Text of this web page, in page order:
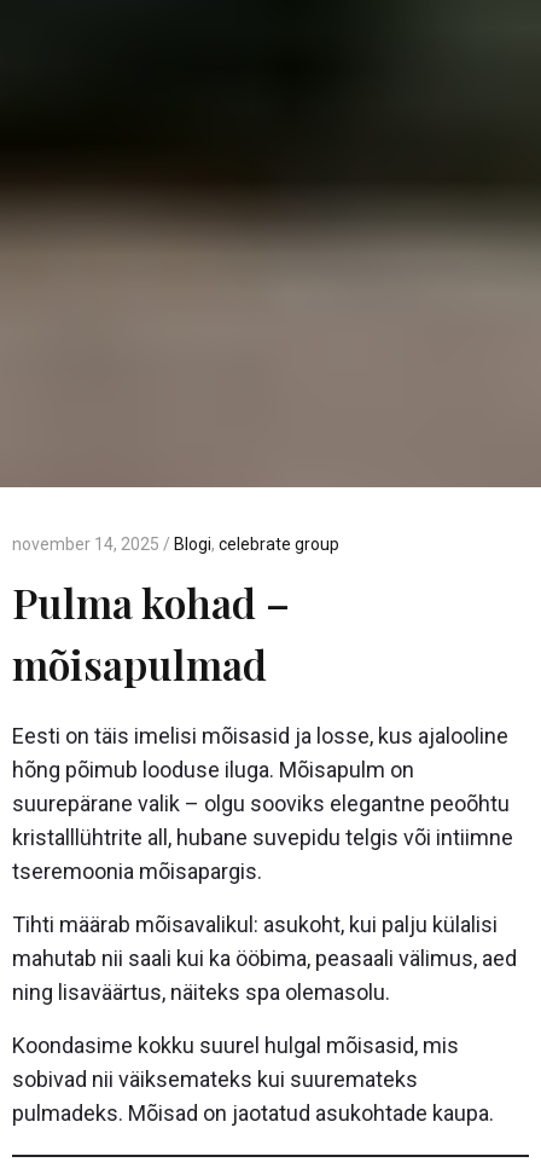
november 14, 2025 / Blogi, celebrate group
Pulma kohad –
mõisapulmad
Eesti on täis imelisi mõisasid ja losse, kus ajalooline
hõng põimub looduse iluga. Mõisapulm on
suurepärane valik – olgu sooviks elegantne peoõhtu
kristalllühtrite all, hubane suvepidu telgis või intiimne
tseremoonia mõisapargis.
Tihti määrab mõisavalikul: asukoht, kui palju külalisi
mahutab nii saali kui ka ööbima, peasaali välimus, aed
ning lisaväärtus, näiteks spa olemasolu.
Koondasime kokku suurel hulgal mõisasid, mis
sobivad nii väiksemateks kui suuremateks
pulmadeks. Mõisad on jaotatud asukohtade kaupa.